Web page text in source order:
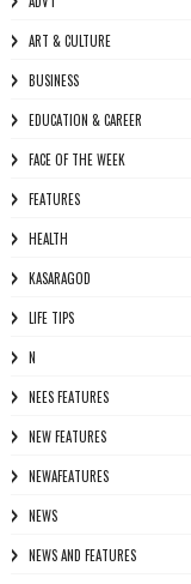
ART & CULTURE
BUSINESS
EDUCATION & CAREER
FACE OF THE WEEK
FEATURES
HEALTH
KASARAGOD
LIFE TIPS
N
NEES FEATURES
NEW FEATURES
NEWAFEATURES
NEWS
NEWS AND FEATURES